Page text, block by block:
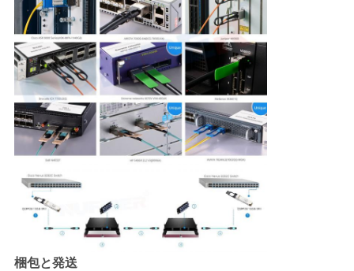
梱包と発送